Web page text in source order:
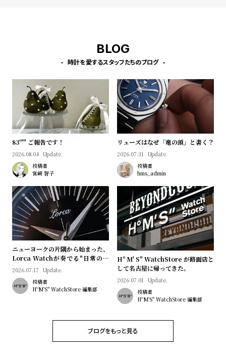
ラ
ス
ス
く
あ
る
質
問
問
い
合
わ
せ
BLOG
時計を愛するスタッフたちのブログ
83º'" ご報告です！
2026.08.04 Update.
投稿者
宮﨑 智子
リューズはなぜ「竜の頭」と書く？
2026.07.31 Update.
投稿者
hms_admin
ニューヨークの片隅から始まった、
Lorca Watchが奏でる"日常のロ
マン"｜Brand Picks #08
2026.07.17 Update.
投稿者
HºM'S" WatchStore 編集部
Hº M' S" WatchStore が路面店と
して名古屋に帰ってきた。
2026.07.01 Update.
投稿者
HºM'S" WatchStore 編集部
ブログをもっと見る